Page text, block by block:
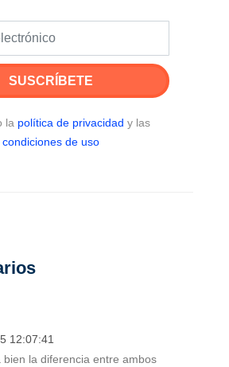
SUSCRÍBETE
la política de privacidad y las
condiciones de uso
12:07:41
bien la diferencia entre ambos